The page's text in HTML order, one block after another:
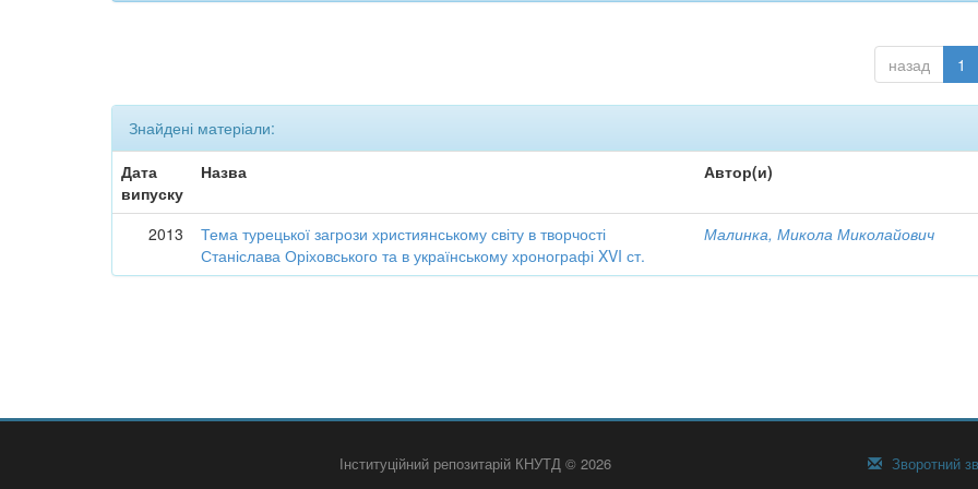
назад 1
Знайдені матеріали:
Дата
випуску
Назва Автор(и)
2013
Тема турецької загрози християнському світу в творчості
Станіслава Оріховського та в українському хронографі XVI ст.
Малинка, Микола Миколайович
Інституційний репозитарій КНУТД © 2026 Зворотний